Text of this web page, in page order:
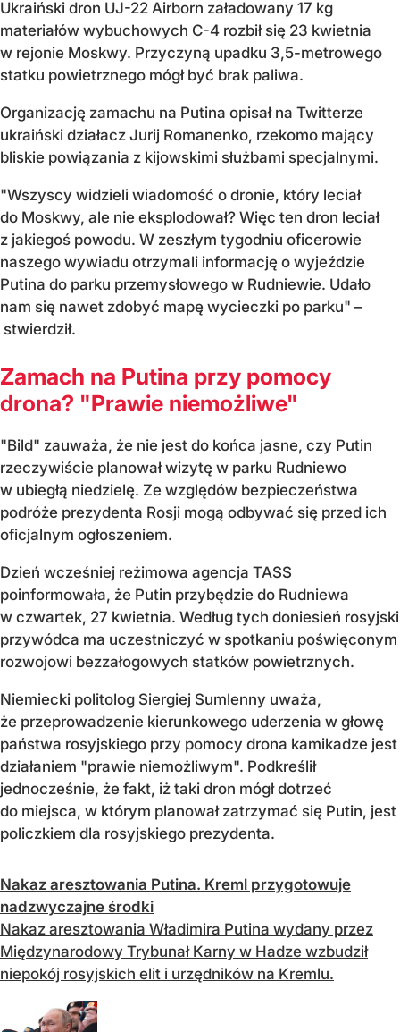
Ukraiński dron UJ-22 Airborn załadowany 17 kg
materiałów wybuchowych C-4 rozbił się 23 kwietnia
w rejonie Moskwy. Przyczyną upadku 3,5-metrowego
statku powietrznego mógł być brak paliwa.
Organizację zamachu na Putina opisał na Twitterze
ukraiński działacz Jurij Romanenko, rzekomo mający
bliskie powiązania z kijowskimi służbami specjalnymi.
"Wszyscy widzieli wiadomość o dronie, który leciał
do Moskwy, ale nie eksplodował? Więc ten dron leciał
z jakiegoś powodu. W zeszłym tygodniu oficerowie
naszego wywiadu otrzymali informację o wyjeździe
Putina do parku przemysłowego w Rudniewie. Udało
nam się nawet zdobyć mapę wycieczki po parku" –
stwierdził.
Zamach na Putina przy pomocy
drona? "Prawie niemożliwe"
"Bild" zauważa, że nie jest do końca jasne, czy Putin
rzeczywiście planował wizytę w parku Rudniewo
w ubiegłą niedzielę. Ze względów bezpieczeństwa
podróże prezydenta Rosji mogą odbywać się przed ich
oficjalnym ogłoszeniem.
Dzień wcześniej reżimowa agencja TASS
poinformowała, że Putin przybędzie do Rudniewa
w czwartek, 27 kwietnia. Według tych doniesień rosyjski
przywódca ma uczestniczyć w spotkaniu poświęconym
rozwojowi bezzałogowych statków powietrznych.
Niemiecki politolog Siergiej Sumlenny uważa,
że przeprowadzenie kierunkowego uderzenia w głowę
państwa rosyjskiego przy pomocy drona kamikadze jest
działaniem "prawie niemożliwym". Podkreślił
jednocześnie, że fakt, iż taki dron mógł dotrzeć
do miejsca, w którym planował zatrzymać się Putin, jest
policzkiem dla rosyjskiego prezydenta.
Nakaz aresztowania Putina. Kreml przygotowuje
nadzwyczajne środki
Nakaz aresztowania Władimira Putina wydany przez
Międzynarodowy Trybunał Karny w Hadze wzbudził
niepokój rosyjskich elit i urzędników na Kremlu.